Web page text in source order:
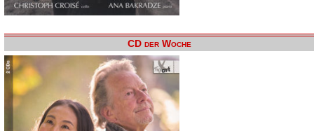
CD der Woche